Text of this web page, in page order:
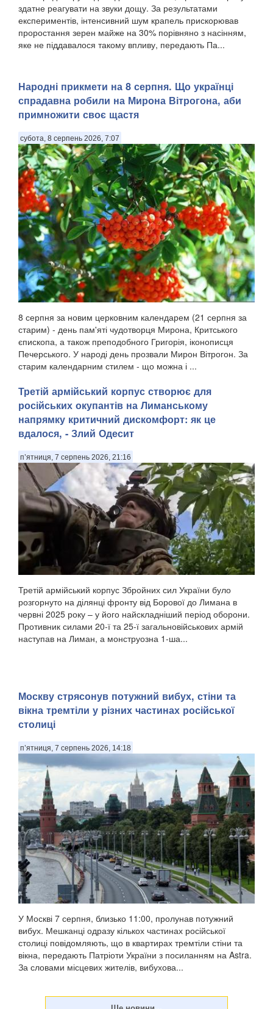
здатне реагувати на звуки дощу. За результатами
експериментів, інтенсивний шум крапель прискорював
проростання зерен майже на 30% порівняно з насінням,
яке не піддавалося такому впливу, передають Па...
Народні прикмети на 8 серпня. Що українці
спрадавна робили на Мирона Вітрогона, аби
примножити своє щастя
субота, 8 серпень 2026, 7:07
8 серпня за новим церковним календарем (21 серпня за
старим) - день пам'яті чудотворця Мирона, Критського
єпископа, а також преподобного Григорія, іконописця
Печерського. У народі день прозвали Мирон Вітрогон. За
старим календарним стилем - що можна і ...
Третій армійський корпус створює для
російських окупантів на Лиманському
напрямку критичний дискомфорт: як це
вдалося, - Злий Одесит
п’ятниця, 7 серпень 2026, 21:16
Третій армійський корпус Збройних сил України було
розгорнуто на ділянці фронту від Борової до Лимана в
червні 2025 року – у його найскладніший період оборони.
Противник силами 20-ї та 25-ї загальновійськових армій
наступав на Лиман, а монструозна 1-ша...
Москву стрясонув потужний вибух, стіни та
вікна тремтіли у різних частинах російської
столиці
п’ятниця, 7 серпень 2026, 14:18
У Москві 7 серпня, близько 11:00, пролунав потужний
вибух. Мешканці одразу кількох частинах російської
столиці повідомляють, що в квартирах тремтіли стіни та
вікна, передають Патріоти України з посиланням на Astra.
За словами місцевих жителів, вибухова...